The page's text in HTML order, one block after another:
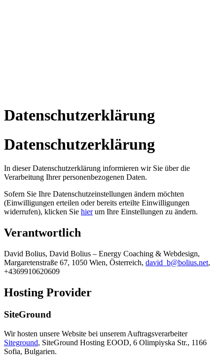
Datenschutzerklärung
Datenschutzerklärung
In dieser Datenschutzerklärung informieren wir Sie über die
Verarbeitung Ihrer personenbezogenen Daten.
Sofern Sie Ihre Datenschutzeinstellungen ändern möchten
(Einwilligungen erteilen oder bereits erteilte Einwilligungen
widerrufen), klicken Sie hierum Ihre Einstellungen zu ändern.
Verantwortlich
David Bolius, David Bolius – Energy Coaching & Webdesign,
Margaretenstraße 67, 1050 Wien, Österreich, david_b@bolius.net,
+4369910620609
Hosting Provider
SiteGround
Wir hosten unsere Website bei unserem Auftragsverarbeiter
Siteground, SiteGround Hosting EOOD, 6 Olimpiyska Str., 1166
Sofia, Bulgarien.